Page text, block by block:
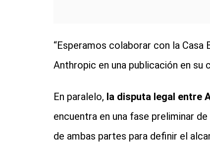
“Esperamos colaborar con la Casa
Anthropic en una publicación en su
En paralelo, la disputa legal entre
encuentra en una fase preliminar
de ambas partes para definir el